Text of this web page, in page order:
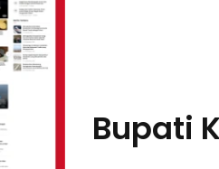
Bupati